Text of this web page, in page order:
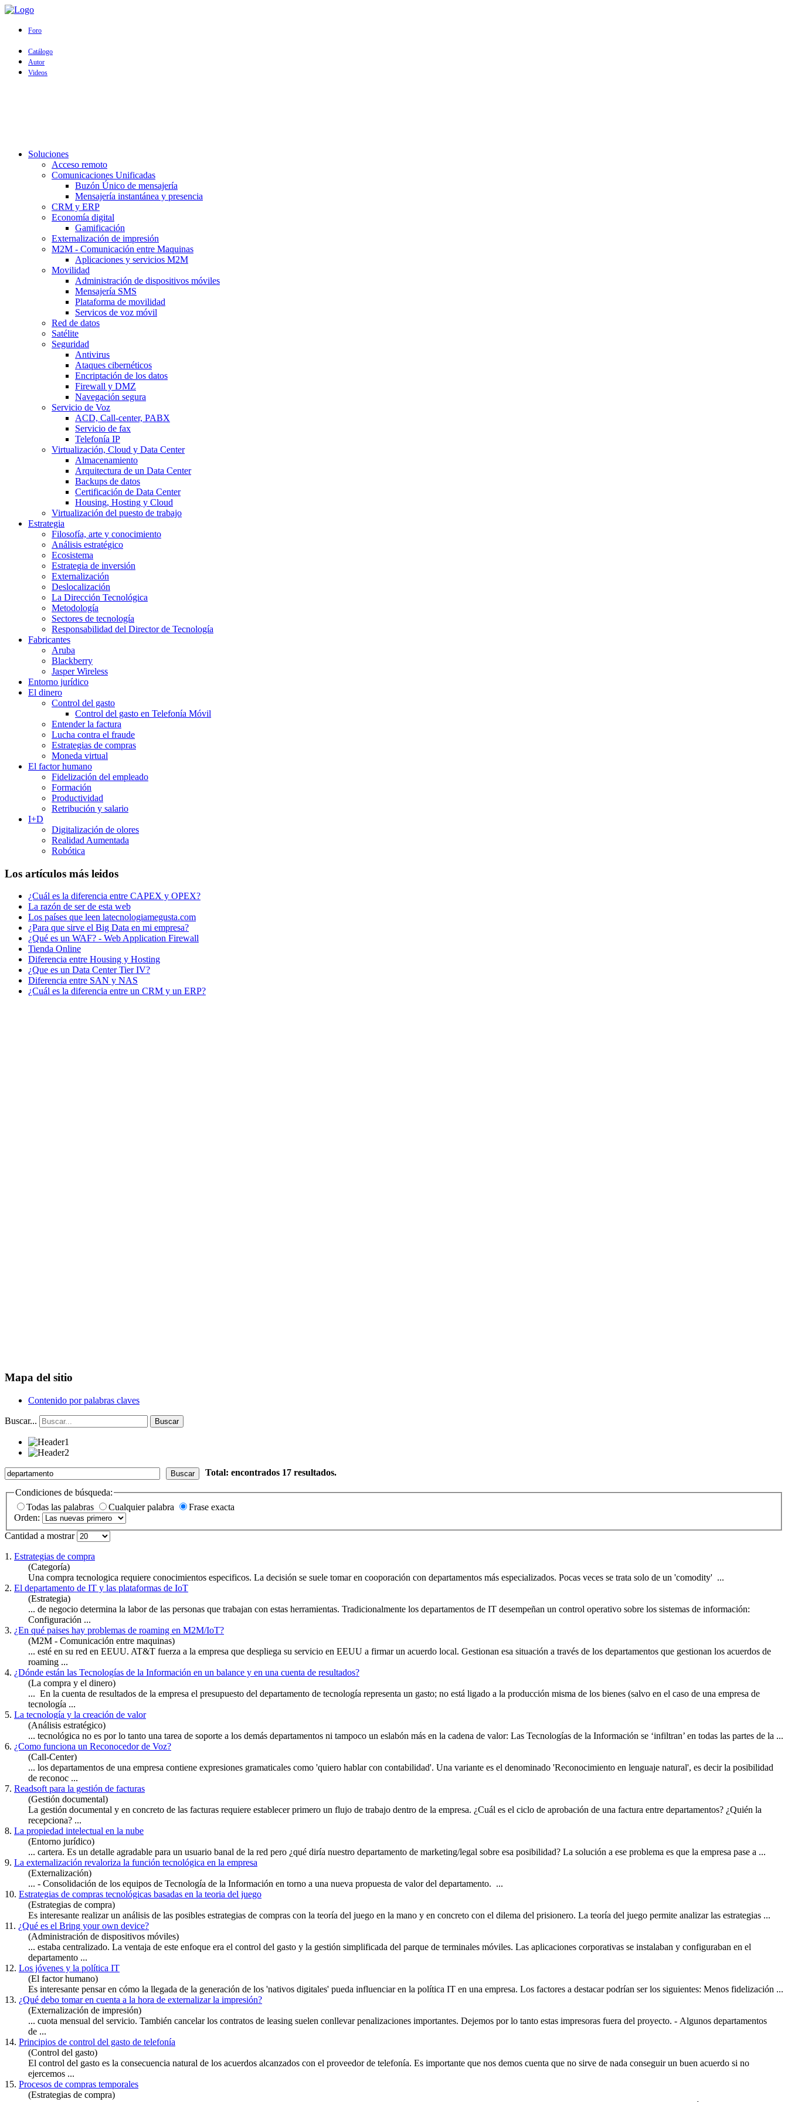
Foro
Catálogo
Autor
Videos
Soluciones
Acceso remoto
Comunicaciones Unificadas
Buzón Único de mensajería
Mensajería instantánea y presencia
CRM y ERP
Economía digital
Gamificación
Externalización de impresión
M2M - Comunicación entre Maquinas
Aplicaciones y servicios M2M
Movilidad
Administración de dispositivos móviles
Mensajería SMS
Plataforma de movilidad
Servicos de voz móvil
Red de datos
Satélite
Seguridad
Antivirus
Ataques cibernéticos
Encriptación de los datos
Firewall y DMZ
Navegación segura
Servicio de Voz
ACD, Call-center, PABX
Servicio de fax
Telefonía IP
Virtualización, Cloud y Data Center
Almacenamiento
Arquitectura de un Data Center
Backups de datos
Certificación de Data Center
Housing, Hosting y Cloud
Virtualización del puesto de trabajo
Estrategia
Filosofía, arte y conocimiento
Análisis estratégico
Ecosistema
Estrategia de inversión
Externalización
Deslocalización
La Dirección Tecnológica
Metodología
Sectores de tecnología
Responsabilidad del Director de Tecnología
Fabricantes
Aruba
Blackberry
Jasper Wireless
Entorno jurídico
El dinero
Control del gasto
Control del gasto en Telefonía Móvil
Entender la factura
Lucha contra el fraude
Estrategias de compras
Moneda virtual
El factor humano
Fidelización del empleado
Formación
Productividad
Retribución y salario
I+D
Digitalización de olores
Realidad Aumentada
Robótica
Los artículos más leidos
¿Cuál es la diferencia entre CAPEX y OPEX?
La razón de ser de esta web
Los países que leen latecnologiamegusta.com
¿Para que sirve el Big Data en mi empresa?
¿Qué es un WAF? - Web Application Firewall
Tienda Online
Diferencia entre Housing y Hosting
¿Que es un Data Center Tier IV?
Diferencia entre SAN y NAS
¿Cuál es la diferencia entre un CRM y un ERP?
Mapa del sitio
Contenido por palabras claves
Buscar... Buscar
Buscar Total: encontrados 17 resultados.
Condiciones de búsqueda:
Todas las palabras
Cualquier palabra
Frase exacta
Orden:
Cantidad a mostrar
1. Estrategias de compra
(Categoría)
Una compra tecnologica requiere conocimientos especificos. La decisión se suele tomar en cooporación con departamentos más especializados. Pocas veces se trata solo de un 'comodity' ...
2. El departamento de IT y las plataformas de IoT
(Estrategia)
... de negocio determina la labor de las personas que trabajan con estas herramientas. Tradicionalmente los departamentos de IT desempeñan un control operativo sobre los sistemas de información:
Configuración ...
3. ¿En qué paises hay problemas de roaming en M2M/IoT?
(M2M - Comunicación entre maquinas)
... esté en su red en EEUU. AT&T fuerza a la empresa que despliega su servicio en EEUU a firmar un acuerdo local. Gestionan esa situación a través de los departamentos que gestionan los acuerdos de
roaming ...
4. ¿Dónde están las Tecnologías de la Información en un balance y en una cuenta de resultados?
(La compra y el dinero)
... En la cuenta de resultados de la empresa el presupuesto del departamento de tecnología representa un gasto; no está ligado a la producción misma de los bienes (salvo en el caso de una empresa de
tecnología ...
5. La tecnología y la creación de valor
(Análisis estratégico)
... tecnológica no es por lo tanto una tarea de soporte a los demás departamentos ni tampoco un eslabón más en la cadena de valor: Las Tecnologías de la Información se ‘infiltran’ en todas las partes de la ...
6. ¿Como funciona un Reconocedor de Voz?
(Call-Center)
... los departamentos de una empresa contiene expresiones gramaticales como 'quiero hablar con contabilidad'. Una variante es el denominado 'Reconocimiento en lenguaje natural', es decir la posibilidad
de reconoc ...
7. Readsoft para la gestión de facturas
(Gestión documental)
La gestión documental y en concreto de las facturas requiere establecer primero un flujo de trabajo dentro de la empresa. ¿Cuál es el ciclo de aprobación de una factura entre departamentos? ¿Quién la
recepciona? ...
8. La propiedad intelectual en la nube
(Entorno jurídico)
... cartera. Es un detalle agradable para un usuario banal de la red pero ¿qué diría nuestro departamento de marketing/legal sobre esa posibilidad? La solución a ese problema es que la empresa pase a ...
9. La externalización revaloriza la función tecnológica en la empresa
(Externalización)
... - Consolidación de los equipos de Tecnología de la Información en torno a una nueva propuesta de valor del departamento. ...
10. Estrategias de compras tecnológicas basadas en la teoria del juego
(Estrategias de compra)
Es interesante realizar un análisis de las posibles estrategias de compras con la teoría del juego en la mano y en concreto con el dilema del prisionero. La teoría del juego permite analizar las estrategias ...
11. ¿Qué es el Bring your own device?
(Administración de dispositivos móviles)
... estaba centralizado. La ventaja de este enfoque era el control del gasto y la gestión simplificada del parque de terminales móviles. Las aplicaciones corporativas se instalaban y configuraban en el
departamento ...
12. Los jóvenes y la política IT
(El factor humano)
Es interesante pensar en cómo la llegada de la generación de los 'nativos digitales' pueda influenciar en la política IT en una empresa. Los factores a destacar podrían ser los siguientes: Menos fidelización ...
13. ¿Qué debo tomar en cuenta a la hora de externalizar la impresión?
(Externalización de impresión)
... cuota mensual del servicio. También cancelar los contratos de leasing suelen conllevar penalizaciones importantes. Dejemos por lo tanto estas impresoras fuera del proyecto. - Algunos departamentos
de ...
14. Principios de control del gasto de telefonía
(Control del gasto)
El control del gasto es la consecuencia natural de los acuerdos alcanzados con el proveedor de telefonía. Es importante que nos demos cuenta que no sirve de nada conseguir un buen acuerdo si no
ejercemos ...
15. Procesos de compras temporales
(Estrategias de compra)